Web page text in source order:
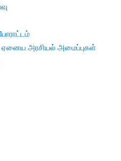
அரசியல் அமைப்புகள்